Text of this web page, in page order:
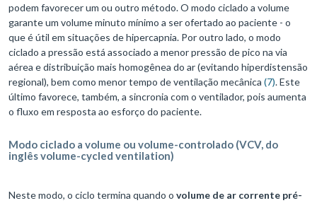
podem favorecer um ou outro método. O modo ciclado a volume
garante um volume minuto mínimo a ser ofertado ao paciente - o
que é útil em situações de hipercapnia. Por outro lado, o modo
ciclado a pressão está associado a menor pressão de pico na via
aérea e distribuição mais homogênea do ar (evitando hiperdistensão
regional), bem como menor tempo de ventilação mecânica (7). Este
último favorece, também, a sincronia com o ventilador, pois aumenta
o fluxo em resposta ao esforço do paciente.
Modo ciclado a volume ou volume-controlado (VCV, do
inglês volume-cycled ventilation)
Neste modo, o ciclo termina quando o volume de ar corrente pré-